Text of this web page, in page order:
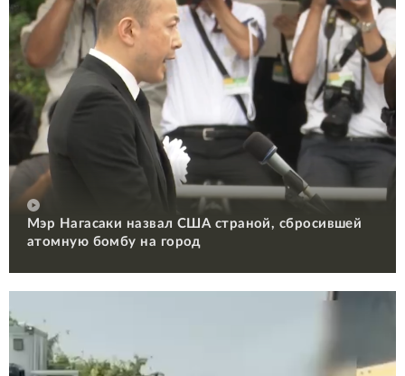
Мэр Нагасаки назвал США страной, сбросившей
атомную бомбу на город